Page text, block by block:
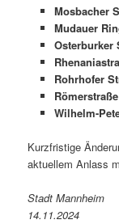
Mosbacher
Mudauer
Osterburker
Rohrhofer
Wilhelm-
Kurzfristige
aktuellem Anlass
Stadt Mannheim
14.11.2024